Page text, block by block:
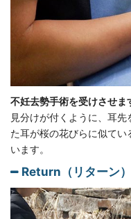
不妊去勢手術を受けさせま
見分けが付くように、耳
た耳が桜の花びらに似て
います。
Return（リターン）